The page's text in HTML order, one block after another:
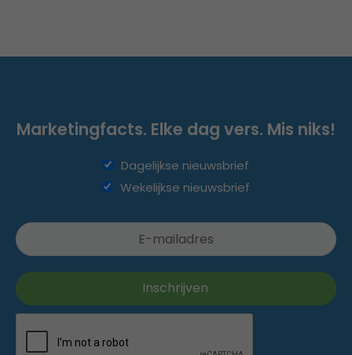
Marketingfacts. Elke dag vers. Mis niks!
Dagelijkse nieuwsbrief
Wekelijkse nieuwsbrief